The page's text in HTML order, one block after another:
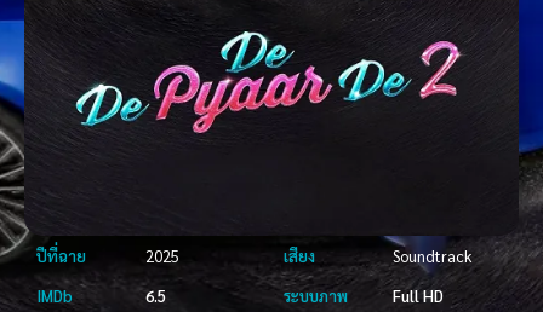
ปีที่ฉาย 2025 เสียง
Soundtrack
IMDb
6.5 ระบบภาพ
Full HD